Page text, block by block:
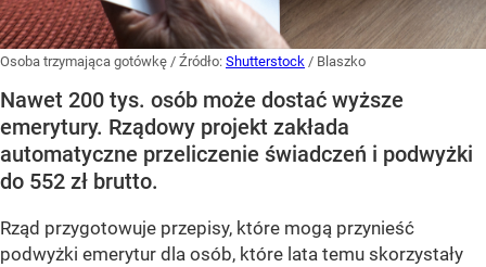
Osoba trzymająca gotówkę / Źródło: Shutterstock / Blaszko
Nawet 200 tys. osób może dostać wyższe
emerytury. Rządowy projekt zakłada
automatyczne przeliczenie świadczeń i podwyżki
do 552 zł brutto.
Rząd przygotowuje przepisy, które mogą przynieść
podwyżki emerytur dla osób, które lata temu skorzystały